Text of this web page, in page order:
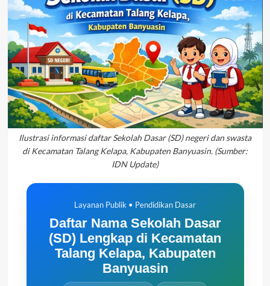
Ilustrasi informasi daftar Sekolah Dasar (SD) negeri dan swasta
di Kecamatan Talang Kelapa, Kabupaten Banyuasin. (Sumber:
IDN Update)
Layanan Publik • Pendidikan Dasar
Daftar Nama Sekolah Dasar
(SD) Lengkap di Kecamatan
Talang Kelapa, Kabupaten
Banyuasin